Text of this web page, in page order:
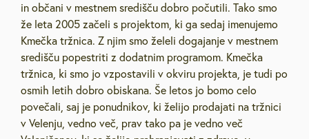
in občani v mestnem središču dobro počutili. Tako smo
že leta 2005 začeli s projektom, ki ga sedaj imenujemo
Kmečka tržnica. Z njim smo želeli dogajanje v mestnem
središču popestriti z dodatnim programom. Kmečka
tržnica, ki smo jo vzpostavili v okviru projekta, je tudi po
osmih letih dobro obiskana. Še letos jo bomo celo
povečali, saj je ponudnikov, ki želijo prodajati na tržnici
v Velenju, vedno več, prav tako pa je vedno več